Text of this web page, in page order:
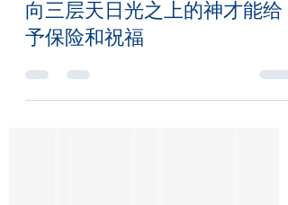
宣教HAKA复兴祷告 第140天 转
向三层天日光之上的神才能给
予保险和祝福